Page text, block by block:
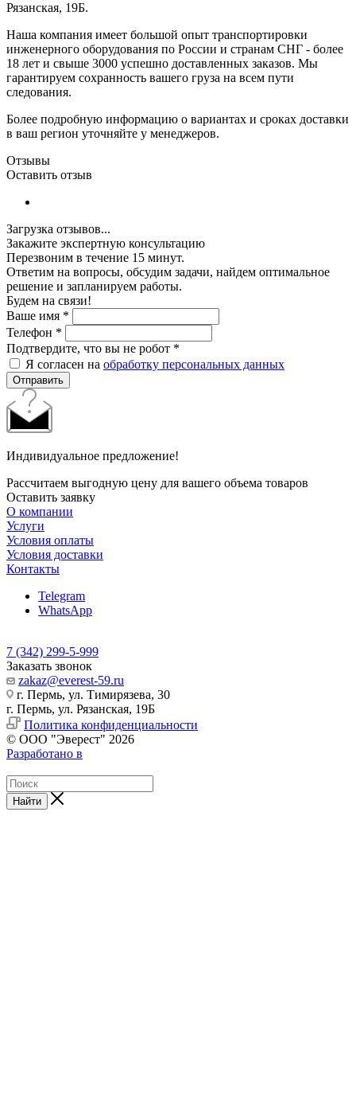
Рязанская, 19Б.
Наша компания имеет большой опыт транспортировки
инженерного оборудования по России и странам СНГ - более
18 лет и свыше 3000 успешно доставленных заказов. Мы
гарантируем сохранность вашего груза на всем пути
следования.
Более подробную информацию о вариантах и сроках доставки
в ваш регион уточняйте у менеджеров.
Отзывы
Оставить отзыв
Загрузка отзывов...
Закажите экспертную консультацию
Перезвоним в течение 15 минут.
Ответим на вопросы, обсудим задачи, найдем оптимальное
решение и запланируем работы.
Будем на связи!
Ваше имя *
Телефон *
Подтвердите, что вы не робот *
Я согласен на обработку персональных данных
Отправить
Индивидуальное предложение!
Рассчитаем выгодную цену для вашего объема товаров
Оставить заявку
О компании
Услуги
Условия оплаты
Условия доставки
Контакты
Telegram
WhatsApp
7 (342) 299-5-999
Заказать звонок
zakaz@everest-59.ru
г. Пермь, ул. Тимирязева, 30
г. Пермь, ул. Рязанская, 19Б
Политика конфиденциальности
© ООО "Эверест" 2026
Разработано в
Найти